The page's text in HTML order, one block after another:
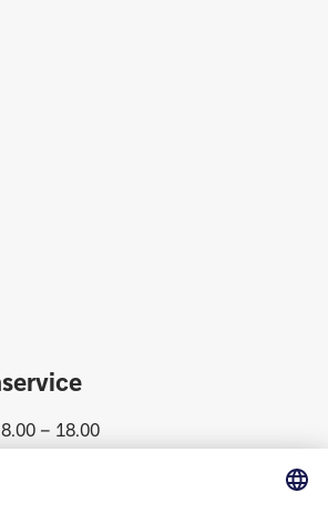
– 18.00